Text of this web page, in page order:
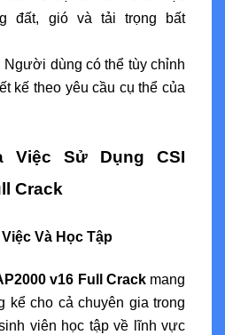
đất, gió và tải trọng bất
Người dùng có thể tùy chỉnh
kế theo yêu cầu cụ thể của
Việc Sử Dụng CSI
Crack
Và Học Tập
v16 Full Crackmang
kể cho cả chuyên gia trong
viên học tập về lĩnh vực